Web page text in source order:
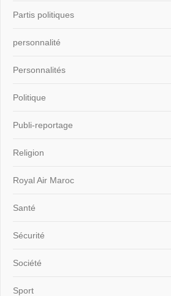
Partis politiques
personnalité
Personnalités
Politique
Publi-reportage
Religion
Royal Air Maroc
Santé
Sécurité
Société
Sport